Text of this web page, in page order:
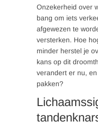
Onzekerheid over
bang om iets
afgewezen te
versterken. Hoe
minder herstel je
kans op dit
verandert er nu,
pakken?